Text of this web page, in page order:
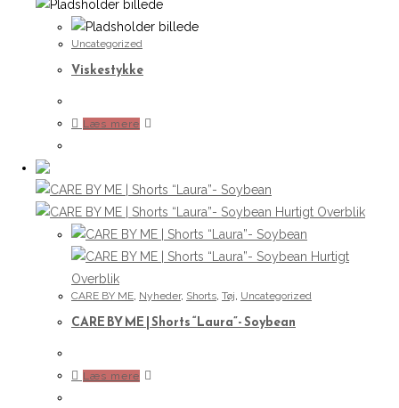
Uncategorized
Viskestykke
Læs mere
Hurtigt Overblik
Hurtigt
Overblik
CARE BY ME, Nyheder, Shorts, Tøj, Uncategorized
CARE BY ME | Shorts “Laura”- Soybean
Læs mere